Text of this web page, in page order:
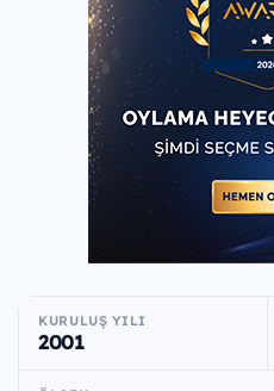
KURULUŞ YILI
2001